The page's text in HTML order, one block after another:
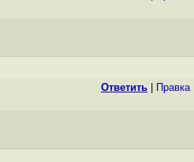
Ответить Правка|